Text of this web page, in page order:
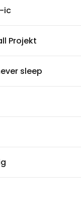
ic
Projekt
sleep